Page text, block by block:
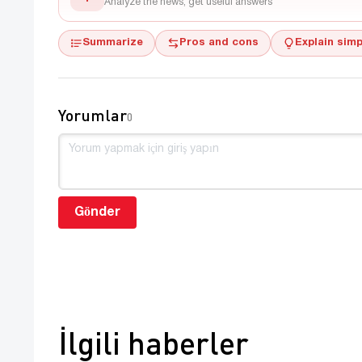
Analyze the news, get useful answers
Summarize Pros and cons Explain
Yorumlar0
Gönder
İlgili haberler